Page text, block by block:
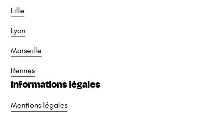
Lille
Lyon
Marseille
Rennes
Informations légales
Mentions légales